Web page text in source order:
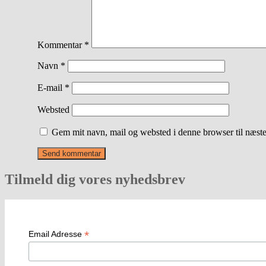
Kommentar *
Navn *
E-mail *
Websted
Gem mit navn, mail og websted i denne browser til
Tilmeld dig vores nyhedsbrev
Email Adresse *